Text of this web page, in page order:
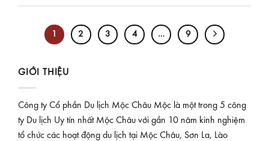
1 2 3 4 … 9
GIỚI THIỆU
Công ty Cổ phần Du lịch Mộc Châu Mộc là một trong 5 công
ty Du lịch Uy tín nhất Mộc Châu với gần 10 năm kinh nghiệm
tổ chức các hoạt động du lịch tại Mộc Châu, Sơn La, Lào